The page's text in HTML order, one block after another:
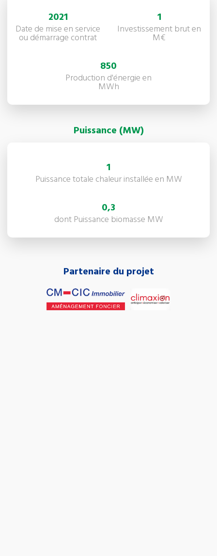
2021
Date de mise en service
ou démarrage contrat
1
Investissement brut en
M€
850
Production d'énergie en
MWh
Puissance (MW)
1
Puissance totale chaleur installée en MW
0,3
dont Puissance biomasse MW
Partenaire du projet